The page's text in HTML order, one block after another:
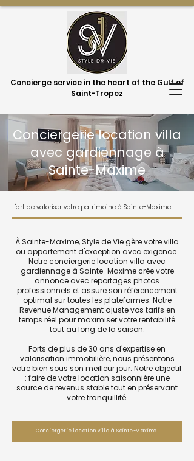
Concierge service in the heart of the Gulf of
Saint-Tropez
Conciergerie location villa
avec gardiennage à
Sainte-Maxime
L'art de valoriser votre patrimoine à Sainte-Maxime
À Sainte-Maxime, Style de Vie gère votre villa
ou appartement d'exception avec exigence.
Notre conciergerie location villa avec
gardiennage à Sainte-Maxime crée votre
annonce avec reportages photos
professionnels et assure son référencement
optimal sur toutes les plateformes. Notre
Revenue Management ajuste vos tarifs en
temps réel pour maximiser votre rentabilité
tout au long de la saison.
Forts de plus de 30 ans d'expertise en
valorisation immobilière, nous présentons
votre bien sous son meilleur jour. Notre objectif
: faire de votre location saisonnière une
source de revenus stable tout en préservant
votre tranquillité.
Conciergerie location villa à Sainte-Maxime